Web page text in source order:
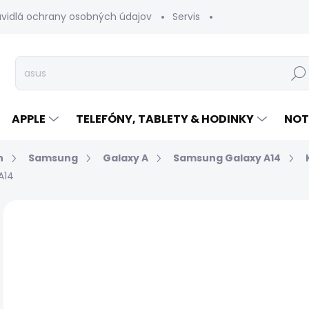
ochrany osobných údajov Servis
Hľadať
APPLE TELEFÓNY, TABLETY & HODINKY
Samsung Galaxy A Samsung Galaxy A14